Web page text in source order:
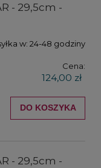
- 29,5cm -
w: 24-48 godziny
Cena:
124,00 zł
DO KOSZYKA
- 29,5cm -